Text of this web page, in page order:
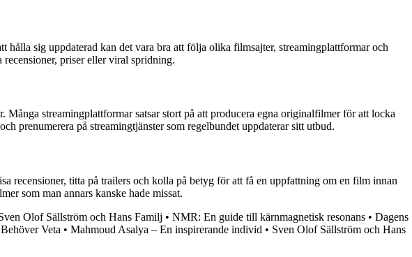
sig uppdaterad kan det vara bra att följa olika filmsajter, streamingplattformar och
priser eller viral spridning.
streamingplattformar satsar stort på att producera egna originalfilmer för att locka
prenumerera på streamingtjänster som regelbundet uppdaterar sitt utbud.
recensioner, titta på trailers och kolla på betyg för att få en uppfattning om en film innan
som man annars kanske hade missat.
Olof Sällström och Hans Familj • NMR: En guide till kärnmagnetisk resonans • Dagens
Veta • Mahmoud Asalya – En inspirerande individ • Sven Olof Sällström och Hans